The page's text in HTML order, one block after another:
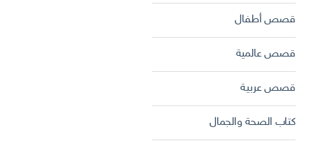
قصص أطفال
قصص عالمية
قصص عربية
كتاب الصحة والجمال